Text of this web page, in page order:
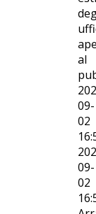
al
09-
02
09-
02